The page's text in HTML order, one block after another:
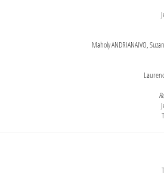
Maholy ANDRIANAIVO,